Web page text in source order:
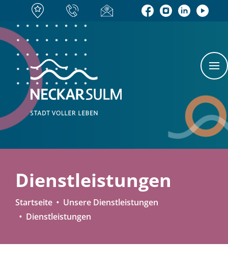
Dienstleistungen
Startseite
Unsere Dienstleistungen
Dienstleistungen